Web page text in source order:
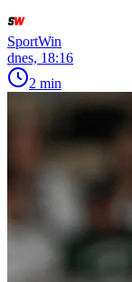
SportWin
dnes, 18:16
2 min